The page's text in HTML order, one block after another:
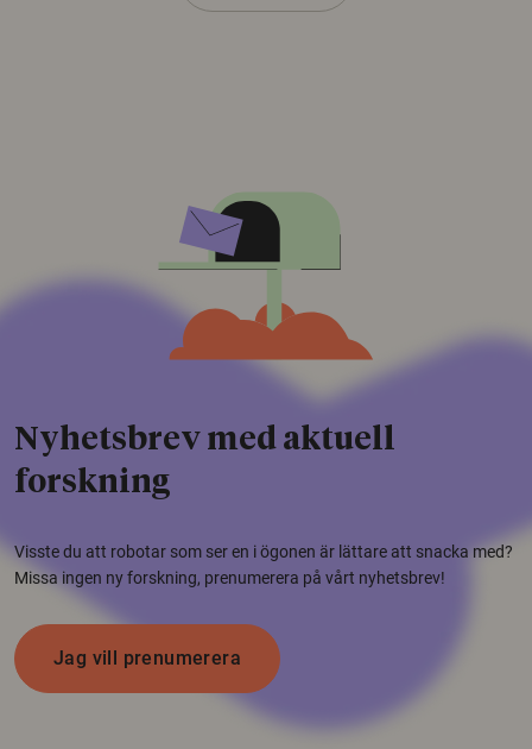
Nyhetsbrev med aktuell
forskning
Visste du att robotar som ser en i ögonen är lättare att snacka med?
Missa ingen ny forskning, prenumerera på vårt nyhetsbrev!
Jag vill prenumerera